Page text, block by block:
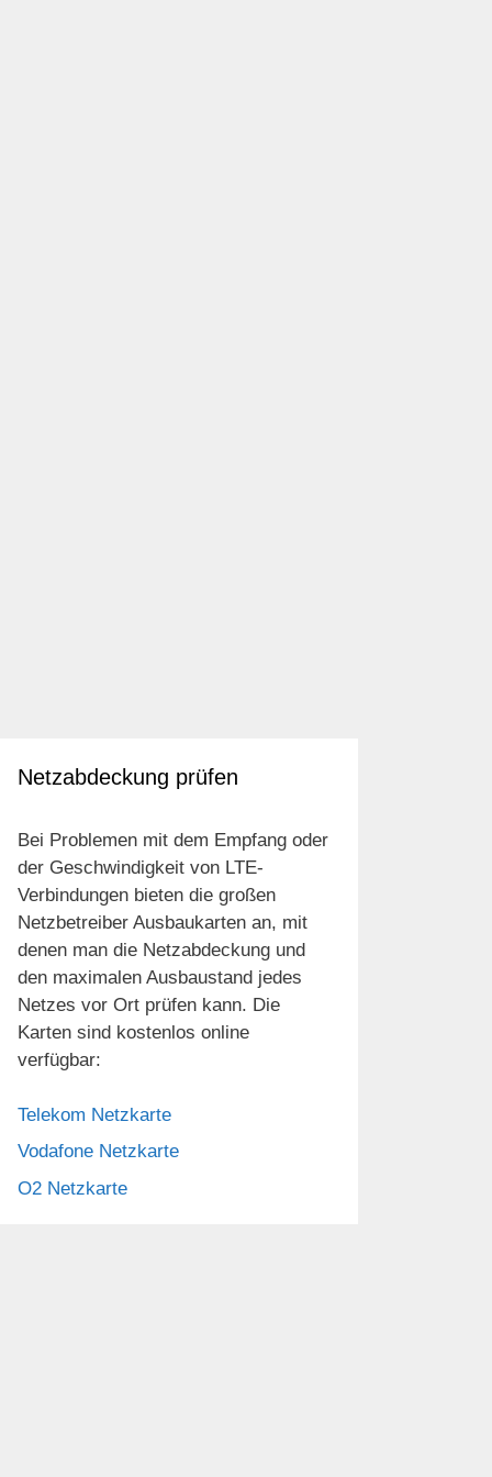
Netzabdeckung prüfen
Bei Problemen mit dem Empfang oder
der Geschwindigkeit von LTE-
Verbindungen bieten die großen
Netzbetreiber Ausbaukarten an, mit
denen man die Netzabdeckung und
den maximalen Ausbaustand jedes
Netzes vor Ort prüfen kann. Die
Karten sind kostenlos online
verfügbar:
Telekom Netzkarte
Vodafone Netzkarte
O2 Netzkarte